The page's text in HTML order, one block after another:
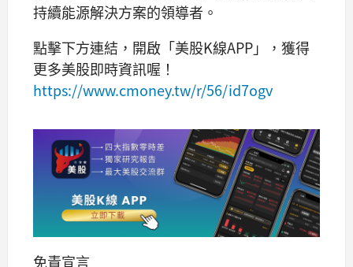
持續能源解決方案的領導者。
點擊下方連結，開啟「美股K線APP」，獲得
更多美股即時資訊喔！
https://www.cmoney.tw/r/56/id7ogv
免責宣言